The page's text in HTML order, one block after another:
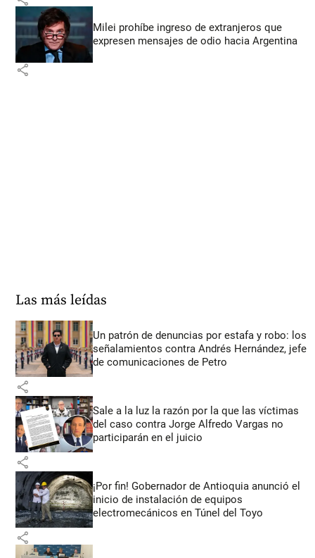
Milei prohíbe ingreso de extranjeros que
expresen mensajes de odio hacia Argentina
share
Las más leídas
Un patrón de denuncias por estafa y robo: los
señalamientos contra Andrés Hernández, jefe
de comunicaciones de Petro
share
Sale a la luz la razón por la que las víctimas
del caso contra Jorge Alfredo Vargas no
participarán en el juicio
share
¡Por fin! Gobernador de Antioquia anunció el
inicio de instalación de equipos
electromecánicos en Túnel del Toyo
share